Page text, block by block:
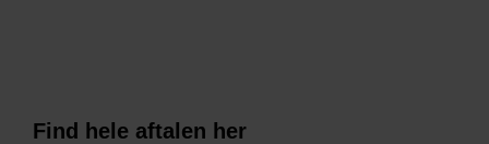
Find hele aftalen her